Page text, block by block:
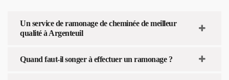
Un service de ramonage de cheminée de meilleur
qualité à Argenteuil
Quand faut-il songer à effectuer un ramonage ?